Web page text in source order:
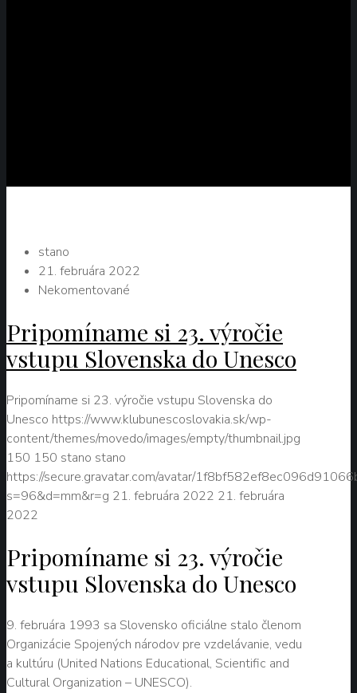
stano
21. februára 2022
Nekomentované
Pripomíname si 23. výročie
vstupu Slovenska do Unesco
Pripomíname si 23. výročie vstupu Slovenska do
Unesco https://www.klubunescoslovakia.sk/wp-
content/themes/movedo/images/empty/thumbnail.jpg
150 150 stano stano
https://secure.gravatar.com/avatar/
s=96&d=mm&r=g 21. februára 2022 21. februára
2022
Pripomíname si 23. výročie
vstupu Slovenska do Unesco
9. februára 1993 sa Slovensko oficiálne stalo členom
Organizácie Spojených národov pre vzdelávanie, vedu
a kultúru (United Nations Educational, Scientific and
Cultural Organization – UNESCO).